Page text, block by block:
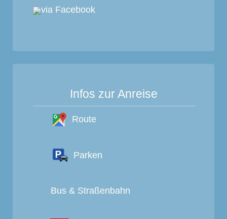
via Facebook
Infos zur Anreise
Route
Parken
Bus & Straßenbahn